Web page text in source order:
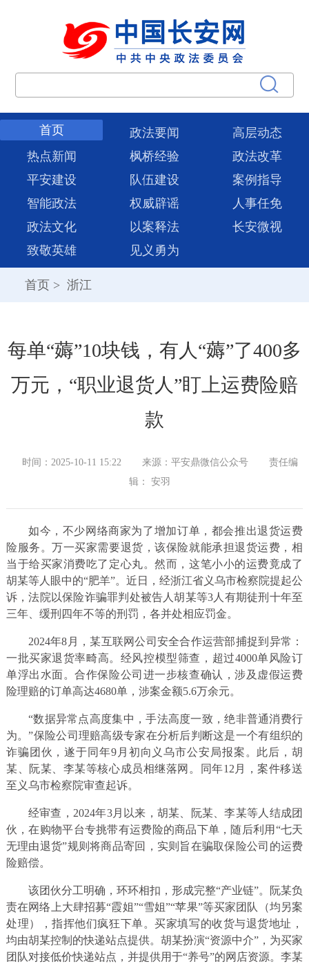
首页 政法要闻
高层动态
热点新闻
枫桥经验
政法改革
平安建设
队伍建设
案例指导
智能政法
权威辟谣
人事任免
政法文化
以案释法
长安微视
致敬英雄
见义勇为
首页 > 浙江
每单“薅”10块钱，有人“薅”了400多
万元，“职业退货人”盯上运费险赔
款
时间：2025-10-11 15:22 来源：平安鼎微信公众号
责任编
辑： 安羽
如今，不少网络商家为了增加订单，都会推出退货运费
险服务。万一买家需要退货，该保险就能承担退货运费，相
当于给买家消费吃了定心丸。然而，这笔小小的运费竟成了
胡某等人眼中的“肥羊”。近日，经浙江省义乌市检察院提起公
诉，法院以保险诈骗罪判处被告人胡某等3人有期徒刑十年至
三年、缓刑四年不等的刑罚，各并处相应罚金。
2024年8月，某互联网公司安全合作运营部捕捉到异常：
一批买家退货率畸高。经风控模型筛查，超过4000单风险订
单浮出水面。合作保险公司进一步核查确认，涉及虚假运费
险理赔的订单高达4680单，涉案金额5.6万余元。
“数据异常点高度集中，手法高度一致，绝非普通消费行
为。”保险公司理赔高级专家在分析后判断这是一个有组织的
诈骗团伙，遂于同年9月初向义乌市公安局报案。此后，胡
某、阮某、李某等核心成员相继落网。同年12月，案件移送
至义乌市检察院审查起诉。
经审查，2024年3月以来，胡某、阮某、李某等人结成团
伙，在购物平台专挑带有运费险的商品下单，随后利用“七天
无理由退货”规则将商品寄回，实则旨在骗取保险公司的运费
险赔偿。
该团伙分工明确，环环相扣，形成完整“产业链”。阮某负
责在网络上大肆招募“霞姐”“雪姐”“苹果”等买家团队（均另案
处理），指挥他们疯狂下单。买家填写的收货与退货地址，
均由胡某控制的快递站点提供。胡某扮演“资源中介”，为买家
团队对接低价快递站点，并提供用于“养号”的网店资源。李某